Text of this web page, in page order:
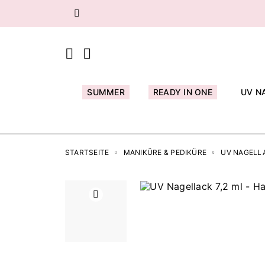
Zurück
SUMMER READY IN ONE UV
STARTSEITE MANIKÜRE & PEDIKÜRE UV
Zurück